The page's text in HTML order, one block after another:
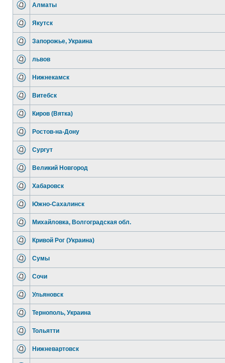
Алматы
Якутск
Запорожье, Украина
львов
Нижнекамск
Витебск
Киров (Вятка)
Ростов-на-Дону
Сургут
Великий Новгород
Хабаровск
Южно-Сахалинск
Михайловка, Волгоградская обл.
Кривой Рог (Украина)
Сумы
Сочи
Ульяновск
Тернополь, Украина
Тольятти
Нижневартовск